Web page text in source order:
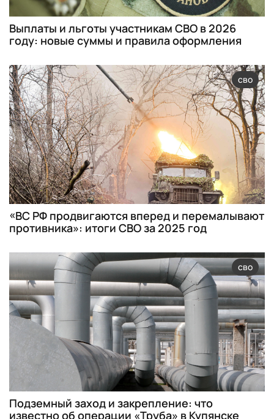
Выплаты и льготы участникам СВО в 2026
году: новые суммы и правила оформления
сво
«ВС РФ продвигаются вперед и перемалывают
противника»: итоги СВО за 2025 год
сво
Подземный заход и закрепление: что
известно об операции «Труба» в Купянске